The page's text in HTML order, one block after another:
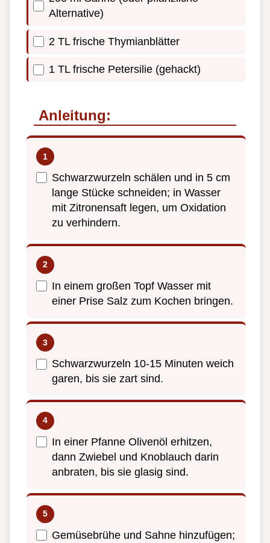
Alternative)
2 TL frische Thymianblätter
1 TL frische Petersilie (gehackt)
Anleitung:
Schwarzwurzeln schälen und in 5 cm
lange Stücke schneiden; in Wasser
mit Zitronensaft legen, um Oxidation
zu verhindern.
In einem großen Topf Wasser mit
einer Prise Salz zum Kochen bringen.
Schwarzwurzeln 10-15 Minuten weich
garen, bis sie zart sind.
In einer Pfanne Olivenöl erhitzen,
dann Zwiebel und Knoblauch darin
anbraten, bis sie glasig sind.
Gemüsebrühe und Sahne hinzufügen;